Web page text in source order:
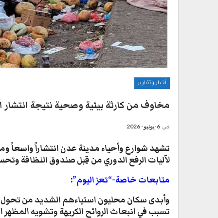
أخبار وتقارير
مخاوف من كارثة بيئية وصحية نتيجة انتشار
في 6-يونيو- 2026
​تشهد شوارع وأحياء مدينة عدن انتشاراً واسعاً
لآليات الرفع الدوري من قِبل صندوق النظافة
متابعات خاصة-“تعز اليوم”:
​وأبدى سكان محليون استياءهم الشديد من تحول
تسبب في انبعاث الروائح الكريهة وتشويه المظهر